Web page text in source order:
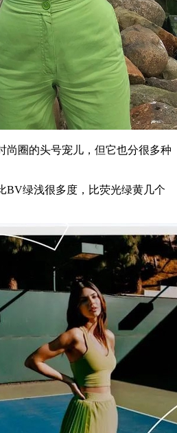
圈的头号宠儿，但它也分很多种
绿浅很多度，比荧光绿黄几个